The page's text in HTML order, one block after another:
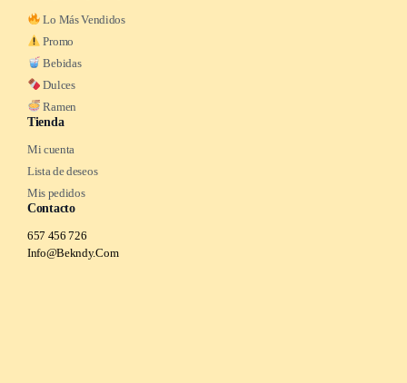
Lo Más Vendidos
Promo
Bebidas
Dulces
Ramen
Tienda
Mi cuenta
Lista de deseos
Mis pedidos
Contacto
657 456 726
Info@Bekndy.Com